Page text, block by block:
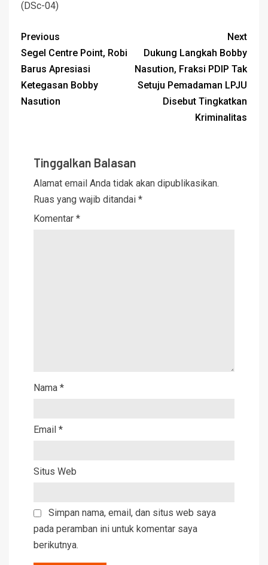
(DSc-04)
Previous
Segel Centre Point, Robi
Barus Apresiasi
Ketegasan Bobby
Nasution
Next
Dukung Langkah Bobby
Nasution, Fraksi PDIP Tak
Setuju Pemadaman LPJU
Disebut Tingkatkan
Kriminalitas
Tinggalkan Balasan
Alamat email Anda tidak akan dipublikasikan.
Ruas yang wajib ditandai *
Komentar *
Nama *
Email *
Situs Web
Simpan nama, email, dan situs web saya
pada peramban ini untuk komentar saya
berikutnya.